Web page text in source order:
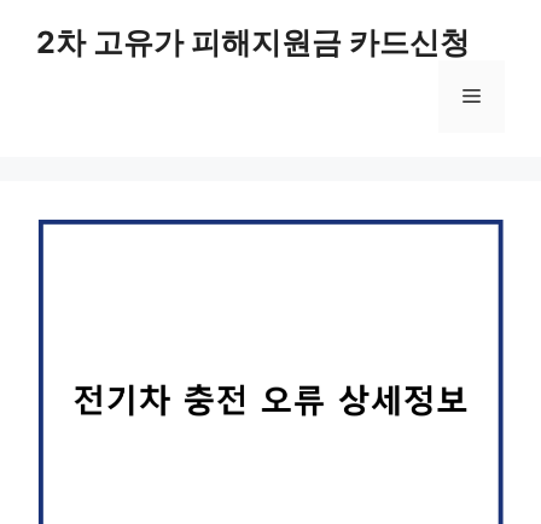
2차 고유가 피해지원금 카드신청
메